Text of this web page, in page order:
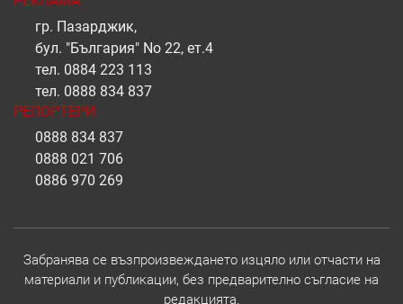
гр. Пазарджик,
бул. "България" No 22, ет.4
тел. 0884 223 113
тел. 0888 834 837
РЕПОРТЕРИ
0888 834 837
0888 021 706
0886 970 269
Забранява се възпроизвеждането изцяло или отчасти на
материали и публикации, без предварително съгласие на
редакцията.